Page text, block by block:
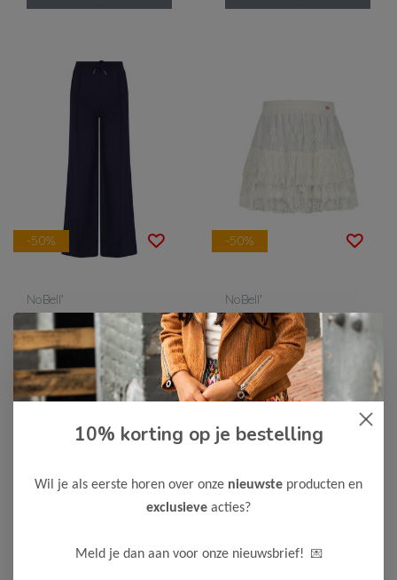
-50%
NoBell'
NoBell' Meisjes Broek
27,50
Bekijken
-50%
NoBell'
NoBell' Meisjes Rok
Naia
20,00 39,99
Bekijken
10% korting op je bestelling
Wil je als eerste horen over onze nieuwste producten en
exclusieve acties?
Meld je dan aan voor onze nieuwsbrief! 💌